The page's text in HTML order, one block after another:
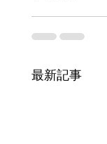
最新記事